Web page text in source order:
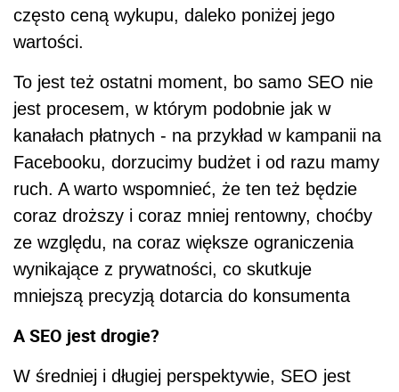
często ceną wykupu, daleko poniżej jego
wartości.
To jest też ostatni moment, bo samo SEO nie
jest procesem, w którym podobnie jak w
kanałach płatnych - na przykład w kampanii na
Facebooku, dorzucimy budżet i od razu mamy
ruch. A warto wspomnieć, że ten też będzie
coraz droższy i coraz mniej rentowny, choćby
ze względu, na coraz większe ograniczenia
wynikające z prywatności, co skutkuje
mniejszą precyzją dotarcia do konsumenta
A SEO jest drogie?
W średniej i długiej perspektywie, SEO jest